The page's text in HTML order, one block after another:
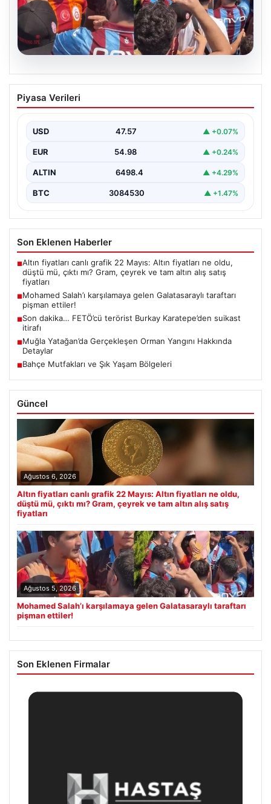
05.08.2026
Mohamed Salah’ı karşılamaya gelen
Galatasaraylı taraftarı pişman ettiler!
Piyasa Verileri
USD 47.57 ▲ +0.07%
EUR 54.98 ▲ +0.24%
ALTIN 6498.4 ▲ +4.29%
BTC 3084530 ▲ +1.47%
Son Eklenen Haberler
■Altın fiyatları canlı grafik 22 Mayıs: Altın fiyatları ne oldu,
düştü mü, çıktı mı? Gram, çeyrek ve tam altın alış satış
fiyatları
■Mohamed Salah’ı karşılamaya gelen Galatasaraylı taraftarı
pişman ettiler!
■Son dakika… FETÖ’cü terörist Burkay Karatepe’den suikast
itirafı
■Muğla Yatağan’da Gerçekleşen Orman Yangını Hakkında
Detaylar
■Bahçe Mutfakları ve Şık Yaşam Bölgeleri
Güncel
Ağustos 6, 2026
Altın fiyatları canlı grafik 22 Mayıs: Altın fiyatları ne oldu,
düştü mü, çıktı mı? Gram, çeyrek ve tam altın alış satış
fiyatları
Ağustos 5, 2026
Mohamed Salah’ı karşılamaya gelen Galatasaraylı taraftarı
pişman ettiler!
Son Eklenen Firmalar